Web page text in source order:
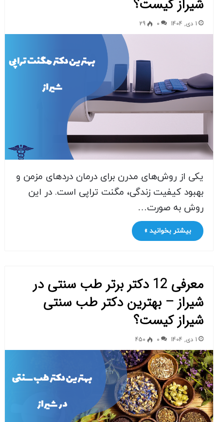
شیراز کیست؟
1 دی, 1404 0
29
یکی از روش‌های مدرن برای درمان دردهای مزمن و
بهبود کیفیت زندگی، مگنت تراپی است. در این
روش به صورت…
بیشتر بخوانید »
معرفی 12 دکتر برتر طب سنتی در
شیراز – بهترین دکتر طب سنتی
شیراز کیست؟
1 دی, 1404 0
450